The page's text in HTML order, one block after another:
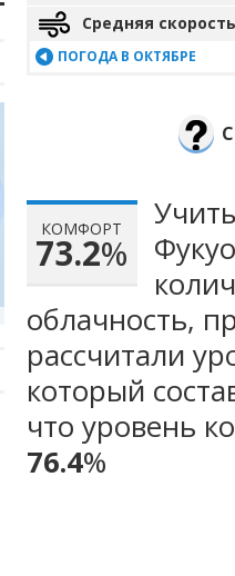
Средняя
ПОГОДА В ОКТЯБРЕ
КОМФОРТ
73.2%
облачность,
рассчитали
который
что уровень
76.4%